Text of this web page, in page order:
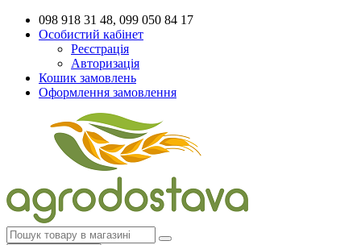
098 918 31 48, 099 050 84 17
Особистий кабінет
Реєстрація
Авторизація
Кошик замовлень
Оформлення замовлення